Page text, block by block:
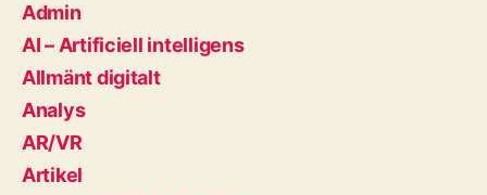
Admin
AI – Artificiell intelligens
Allmänt digitalt
Analys
AR/VR
Artikel